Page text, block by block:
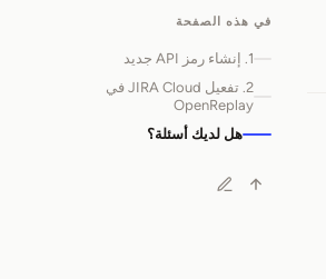
في هذه الصفحة
1. إنشاء رمز API جديد
2. تفعيل JIRA Cloud في
OpenReplay
هل لديك أسئلة؟